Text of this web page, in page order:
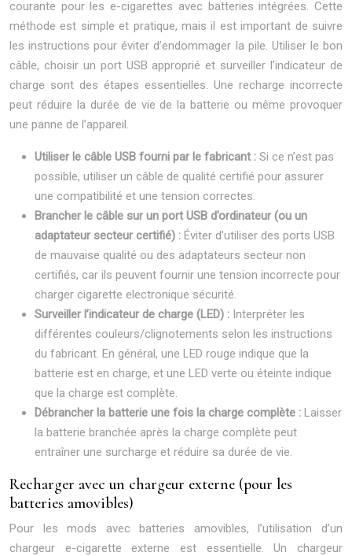
courante pour les e-cigarettes avec batteries intégrées. Cette
méthode est simple et pratique, mais il est important de suivre
les instructions pour éviter d’endommager la pile. Utiliser le bon
câble, choisir un port USB approprié et surveiller l’indicateur de
charge sont des étapes essentielles. Une recharge incorrecte
peut réduire la durée de vie de la batterie ou même provoquer
une panne de l’appareil.
Utiliser le câble USB fourni par le fabricant : Si ce n’est pas
possible, utiliser un câble de qualité certifié pour assurer
une compatibilité et une tension correctes.
Brancher le câble sur un port USB d’ordinateur (ou un
adaptateur secteur certifié) : Éviter d’utiliser des ports USB
de mauvaise qualité ou des adaptateurs secteur non
certifiés, car ils peuvent fournir une tension incorrecte pour
charger cigarette electronique sécurité.
Surveiller l’indicateur de charge (LED) : Interpréter les
différentes couleurs/clignotements selon les instructions
du fabricant. En général, une LED rouge indique que la
batterie est en charge, et une LED verte ou éteinte indique
que la charge est complète.
Débrancher la batterie une fois la charge complète : Laisser
la batterie branchée après la charge complète peut
entraîner une surcharge et réduire sa durée de vie.
Recharger avec un chargeur externe (pour les
batteries amovibles)
Pour les mods avec batteries amovibles, l’utilisation d’un
chargeur e-cigarette externe est essentielle. Un chargeur